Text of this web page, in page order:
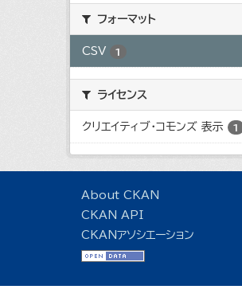
フォーマット
CSV 1
ライセンス
クリエイティブ・コモンズ 表示 1
About CKAN
CKAN API
CKANアソシエーション